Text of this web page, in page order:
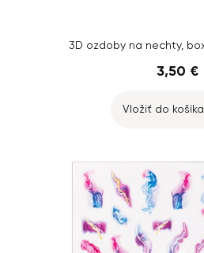
3D ozdoby na nechty,
3,50 €
Vložiť do košíka